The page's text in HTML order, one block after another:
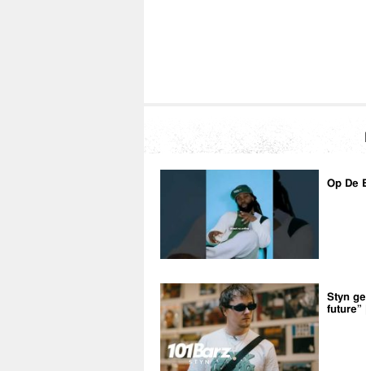
Op De
Styn
future”